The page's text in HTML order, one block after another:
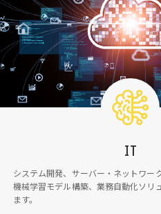
IT
システム開発、サーバー・ネットワー
機械学習モデル構築、業務自動化ソリ
ます。